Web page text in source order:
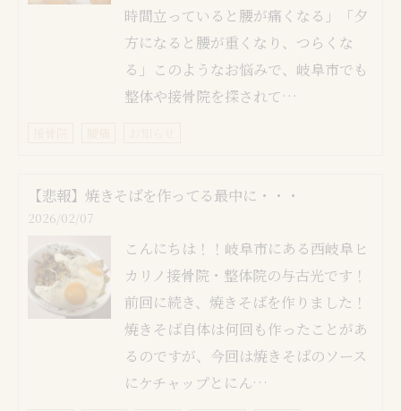
時間立っていると腰が痛くなる」「夕
方になると腰が重くなり、つらくな
る」このようなお悩みで、岐阜市でも
整体や接骨院を探されて…
【悲報】焼きそばを作ってる最中に・・・
2026/02/07
こんにちは！！岐阜市にある西岐阜ヒ
カリノ接骨院・整体院の与古光です！
前回に続き、焼きそばを作りました！
焼きそば自体は何回も作ったことがあ
るのですが、今回は焼きそばのソース
にケチャップとにん…